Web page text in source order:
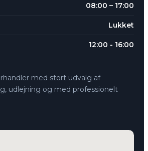
08:00 – 17:00
Lukket
12:00 - 16:00
med stort udvalg af
udlejning og med professionelt